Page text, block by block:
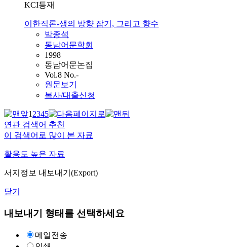
KCI등재
이한직론-생의 방향 잡기, 그리고 향수
박종석
동남어문학회
1998
동남어문논집
Vol.8 No.-
원문보기
복사/대출신청
12345
연관 검색어 추천
이 검색어로 많이 본 자료
활용도 높은 자료
서지정보 내보내기(Export)
닫기
내보내기 형태를 선택하세요
메일전송